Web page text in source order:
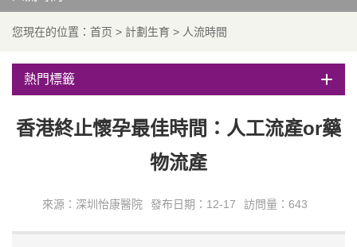
您現在的位置： 首页 > 計劃生育 > 人流時間
熱門標籤
香港終止懷孕最佳時間：人工流產or藥
物流產
來源：深圳怡康醫院 發布日期：12-17 訪問量：643